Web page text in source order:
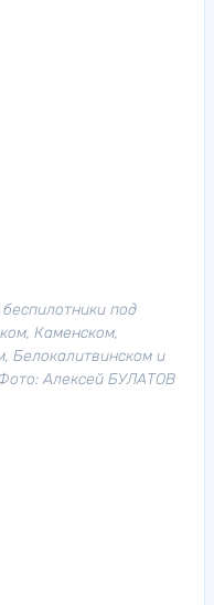
под
Каменском,
Белокалитвинском и
Алексей БУЛАТОВ